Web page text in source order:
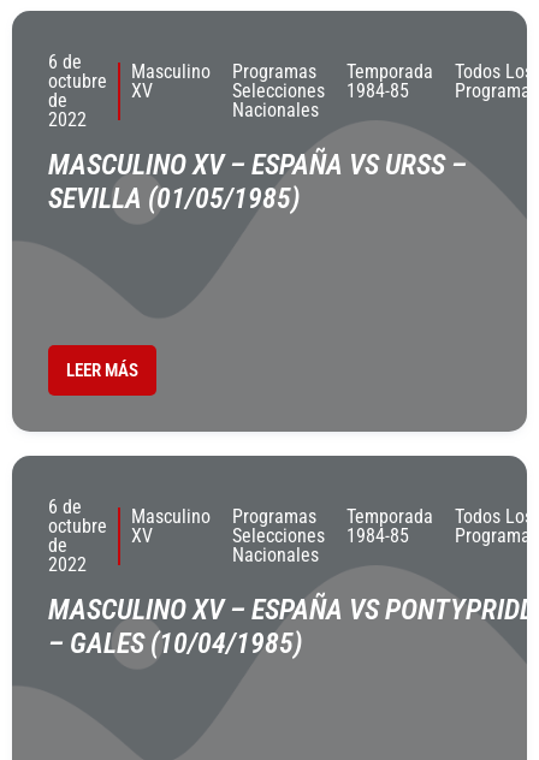
6 de
octubre
de
2022
Masculino
XV
Programas
Selecciones
Nacionales
Temporada
1984-85
Todos Los
Programas
MASCULINO XV – ESPAÑA VS URSS –
SEVILLA (01/05/1985)
LEER MÁS
6 de
octubre
de
2022
Masculino
XV
Programas
Selecciones
Nacionales
Temporada
1984-85
Todos Los
Programas
MASCULINO XV – ESPAÑA VS PONTYPRIDD
– GALES (10/04/1985)